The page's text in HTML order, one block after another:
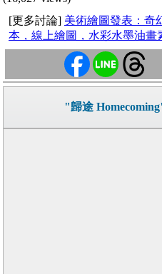
[更多討論] 美術繪圖發表：奇
本，線上繪圖，水彩水墨油畫
"歸途